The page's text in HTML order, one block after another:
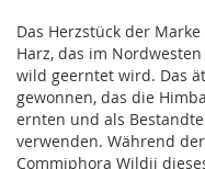
Das Herzstück der
Harz, das im
wild geerntet wird. Das
gewonnen, das die
ernten und als
verwenden. Während
Commiphora Wildii